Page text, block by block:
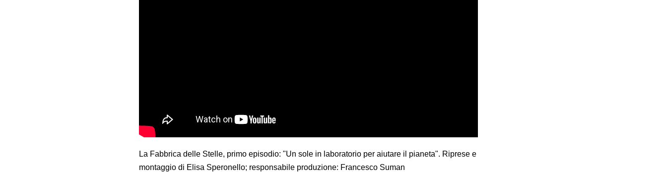
La Fabbrica delle Stelle, primo episodio: "Un sole in laboratorio per aiutare il pianeta". Riprese e
montaggio di Elisa Speronello; responsabile produzione: Francesco Suman